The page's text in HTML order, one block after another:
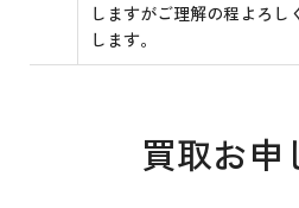
しますがご理解の程よろし
します。
買取お申